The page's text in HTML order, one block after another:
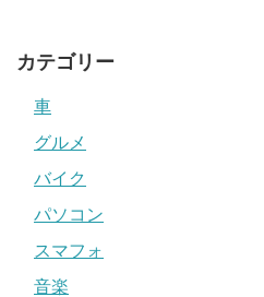
カテゴリー
車
グルメ
バイク
パソコン
スマフォ
音楽